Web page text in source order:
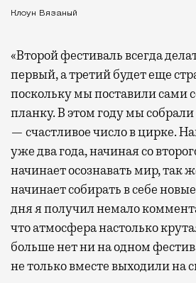
Клоун Вязаный
«Второй фестиваль всегда
первый, а третий будет еще
поскольку мы поставили сами
планку. В этом году мы
— счастливое число в цирке.
уже два года, начиная со
начинает осознавать мир, так
начинает собирать в себе
дня я получил немало
что атмосфера настолько
больше нет ни на одном
не только вместе выходили на